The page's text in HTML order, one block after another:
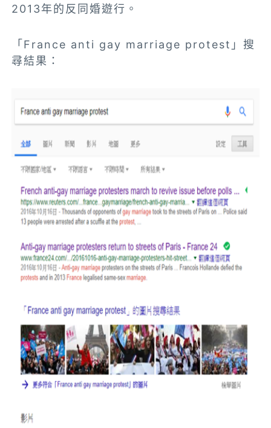
2013年的反同婚遊行。
「France anti gay marriage protest」搜
尋結果：